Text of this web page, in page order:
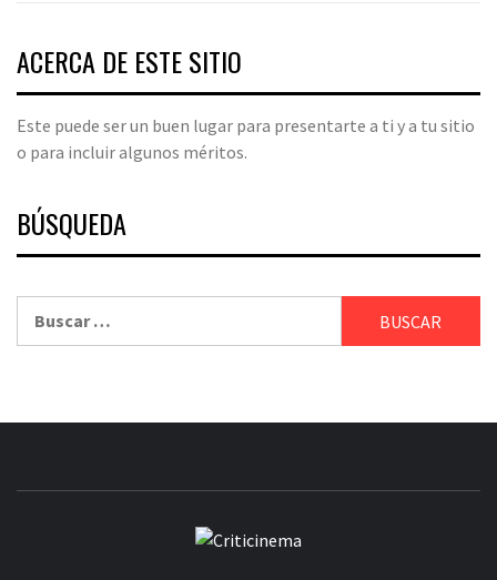
ACERCA DE ESTE SITIO
Este puede ser un buen lugar para presentarte a ti y a tu sitio
o para incluir algunos méritos.
BÚSQUEDA